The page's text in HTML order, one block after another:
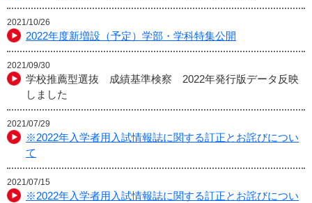
2021/10/26
2022年度新増設（予定）学部・学科特集公開
2021/09/30
学校推薦型選抜 成績基準検察 2022年発行版データ反映
しました
2021/07/29
※2022年入学者用入試情報誌に関する訂正とお詫びについ
て
2021/07/15
※2022年入学者用入試情報誌に関する訂正とお詫びについ